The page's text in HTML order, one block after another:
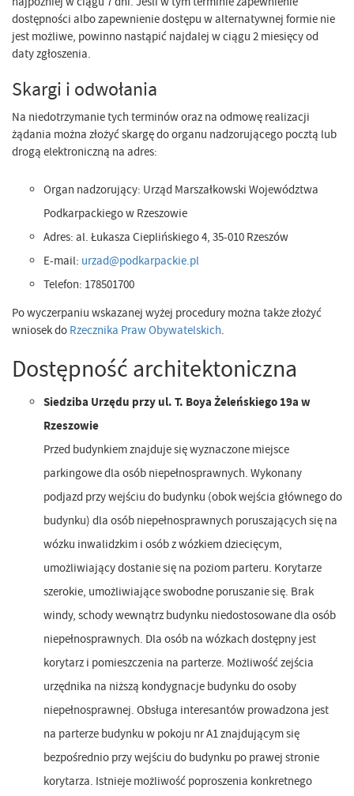
dostępności albo zapewnienie dostępu w alternatywnej formie nie
jest możliwe, powinno nastąpić najdalej w ciągu 2 miesięcy od
daty zgłoszenia.
Skargi i odwołania
Na niedotrzymanie tych terminów oraz na odmowę realizacji
żądania można złożyć skargę do organu nadzorującego pocztą lub
drogą elektroniczną na adres:
Organ nadzorujący: Urząd Marszałkowski Województwa
Podkarpackiego w Rzeszowie
Adres: al. Łukasza Cieplińskiego 4, 35-010 Rzeszów
E-mail: urzad@podkarpackie.pl
Telefon: 178501700
Po wyczerpaniu wskazanej wyżej procedury można także złożyć
wniosek do Rzecznika Praw Obywatelskich.
Dostępność architektoniczna
Siedziba Urzędu przy ul. T. Boya Żeleńskiego 19a w
Rzeszowie
Przed budynkiem znajduje się wyznaczone miejsce
parkingowe dla osób niepełnosprawnych. Wykonany
podjazd przy wejściu do budynku (obok wejścia głównego do
budynku) dla osób niepełnosprawnych poruszających się na
wózku inwalidzkim i osób z wózkiem dziecięcym,
umożliwiający dostanie się na poziom parteru. Korytarze
szerokie, umożliwiające swobodne poruszanie się. Brak
windy, schody wewnątrz budynku niedostosowane dla osób
niepełnosprawnych. Dla osób na wózkach dostępny jest
korytarz i pomieszczenia na parterze. Możliwość zejścia
urzędnika na niższą kondygnacje budynku do osoby
niepełnosprawnej. Obsługa interesantów prowadzona jest
na parterze budynku w pokoju nr A1 znajdującym się
bezpośrednio przy wejściu do budynku po prawej stronie
korytarza. Istnieje możliwość poproszenia konkretnego